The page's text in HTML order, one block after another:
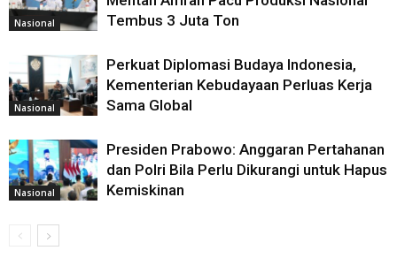
Nasional
Tembus 3 Juta Ton
Nasional
Perkuat Diplomasi Budaya Indonesia,
Kementerian Kebudayaan Perluas Kerja
Sama Global
Nasional
Presiden Prabowo: Anggaran Pertahanan
dan Polri Bila Perlu Dikurangi untuk Hapus
Kemiskinan